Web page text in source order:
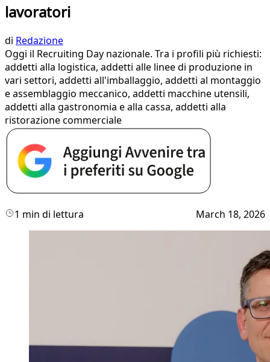
lavoratori
di Redazione
Oggi il Recruiting Day nazionale. Tra i profili più richiesti:
addetti alla logistica, addetti alle linee di produzione in
vari settori, addetti all'imballaggio, addetti al montaggio
e assemblaggio meccanico, addetti macchine utensili,
addetti alla gastronomia e alla cassa, addetti alla
ristorazione commerciale
1 min di lettura March 18, 2026